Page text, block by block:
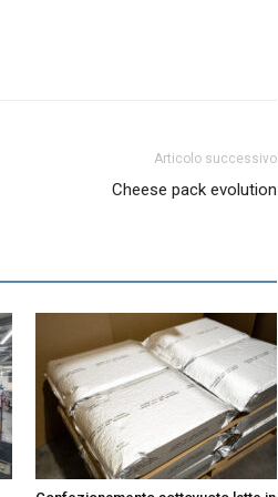
Articolo successivo
Cheese pack evolution